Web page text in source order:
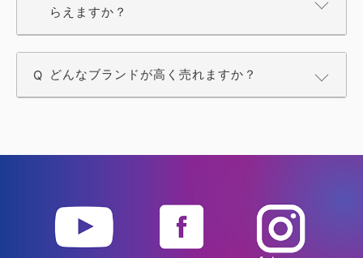
らえますか？
どんなブランドが高く売れますか？